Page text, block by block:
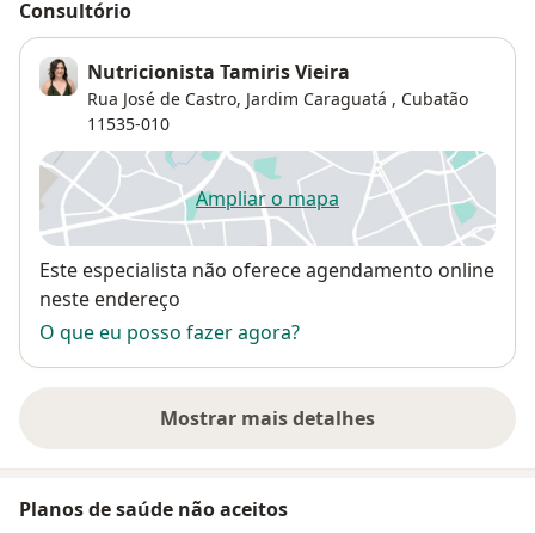
Consultório
Nutricionista Tamiris Vieira
Rua José de Castro, Jardim Caraguatá , Cubatão
11535-010
Ampliar o mapaabre num novo separador
Disponibilidade
Este especialista não oferece agendamento online
neste endereço
O que eu posso fazer agora?
Mostrar mais detalhes
sobre o endereço
Planos de saúde não aceitos